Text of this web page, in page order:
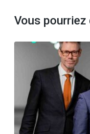
Vous pourriez